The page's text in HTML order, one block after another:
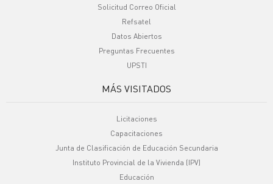
Solicitud Correo Oficial
Refsatel
Datos Abiertos
Preguntas Frecuentes
UPSTI
MÁS VISITADOS
Licitaciones
Capacitaciones
Junta de Clasificación de Educación Secundaria
Instituto Provincial de la Vivienda (IPV)
Educación